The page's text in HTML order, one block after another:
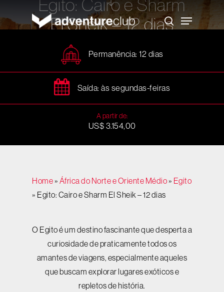
main
content
search
Menu
Egito: Cairo e Sharm
El Sheik – 12 dias
Permanência: 12 dias
Saída: às segundas-feiras
A partir de:
US$ 3.154,00
Home» África do Norte e Oriente Médio» Egito
» Egito: Cairo e Sharm El Sheik – 12 dias
O Egito é um destino fascinante que desperta a
curiosidade de praticamente todos os
amantes de viagens, especialmente aqueles
que buscam explorar lugares exóticos e
repletos de história.